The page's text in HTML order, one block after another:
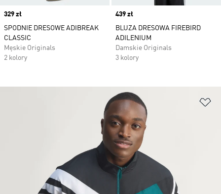
Price
329 zł
SPODNIE DRESOWE ADIBREAK
CLASSIC
Męskie Originals
2 kolory
Price
439 zł
BLUZA DRESOWA FIREBIRD
ADILENIUM
Damskie Originals
3 kolory